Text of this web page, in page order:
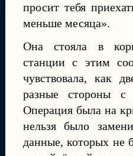
просит тебя
меньше месяца».
Она стояла в
станции с этим
чувствовала, как
разные стороны с
Операция была на
нельзя было
данные, которых не